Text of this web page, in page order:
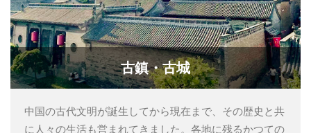
古鎮・古城
中国の古代文明が誕生してから現在まで、その歴史と共
に人々の生活も営まれてきました。各地に残るかつての